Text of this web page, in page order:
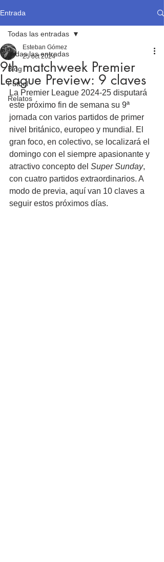
Entrada
Todas las entradas
Blog
Fútbol
Relatos
Todas las entradas
9th matchweek Premier
League Preview: 9 claves
Esteban Gómez
25 oct 2024
La Premier League 2024-25 disputará
este próximo fin de semana su 9ª
jornada con varios partidos de primer
nivel británico, europeo y mundial. El
gran foco, en colectivo, se localizará el
domingo con el siempre apasionante y
atractivo concepto del Super Sunday,
con cuatro partidos extraordinarios. A
modo de previa, aquí van 10 claves a
seguir estos próximos días.